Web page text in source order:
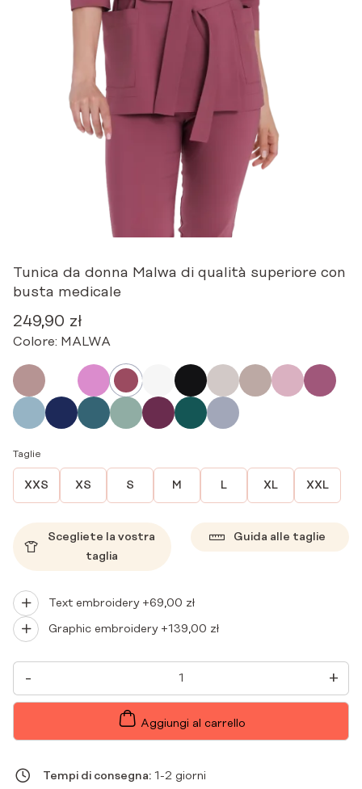
Tunica da donna Malwa di qualità superiore con
busta medicale
249,90 zł
Colore: MALWA
Taglie
XXS XS S M L XL XXL
Scegliete la vostra
taglia
Guida alle taglie
Text embroidery +69,00 zł
Graphic embroidery +139,00 zł
-
TUNICA
DONNA
MALWA
BUSTA
MEDICALE
+
Aggiungi al carrello
Tempi di consegna: 1-2 giorni